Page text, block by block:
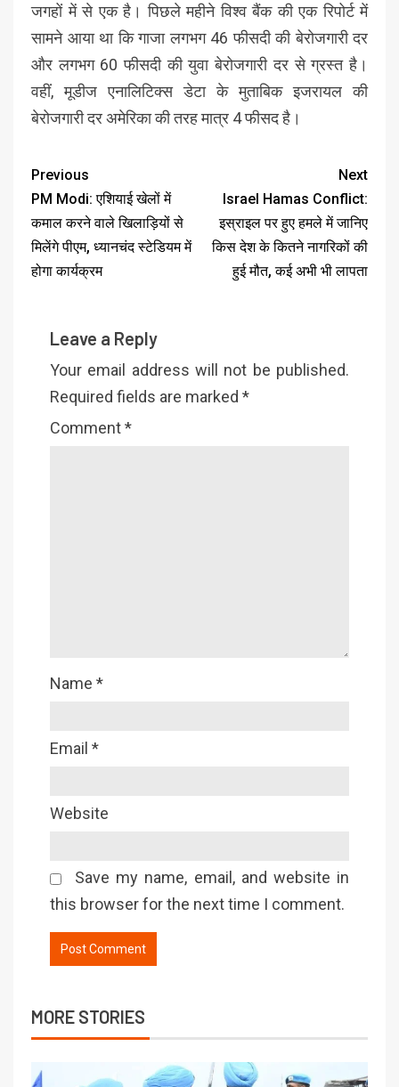
जगहों में से एक है। पिछले महीने विश्व बैंक की एक रिपोर्ट में
सामने आया था कि गाजा लगभग 46 फीसदी की बेरोजगारी दर
और लगभग 60 फीसदी की युवा बेरोजगारी दर से ग्रस्त है।
वहीं, मूडीज एनालिटिक्स डेटा के मुताबिक इजरायल की
बेरोजगारी दर अमेरिका की तरह मात्र 4 फीसद है।
Previous
PM Modi: एशियाई खेलों में
कमाल करने वाले खिलाड़ियों से
मिलेंगे पीएम, ध्यानचंद स्टेडियम में
होगा कार्यक्रम
Next
Israel Hamas Conflict:
इस्राइल पर हुए हमले में जानिए
किस देश के कितने नागरिकों की
हुई मौत, कई अभी भी लापता
Leave a Reply
Your email address will not be published.
Required fields are marked *
Comment*
Name *
Email *
Website
Save my name, email, and website in
this browser for the next time I comment.
MORE STORIES